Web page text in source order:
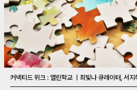
커넥티드 위크 : 열린학교 ㅣ최빛나 큐레이터, 서지